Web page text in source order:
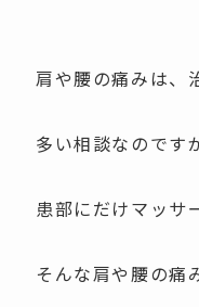
肩や腰の痛みは、
多い相談なのです
患部にだけマッサ
そんな肩や腰の痛